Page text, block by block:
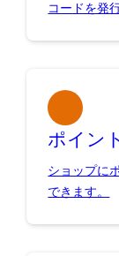
コードを発
ポイン
ショップに
できます。